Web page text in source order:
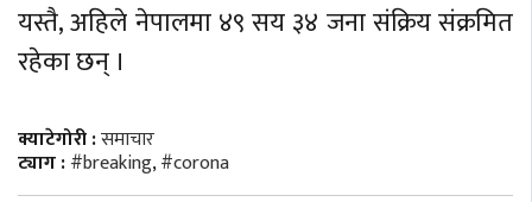
यस्तै, अहिले नेपालमा ४९ सय ३४ जना संक्रिय संक्रमित
रहेका छन् ।
क्याटेगोरी :समाचार
ट्याग :#breaking,#corona